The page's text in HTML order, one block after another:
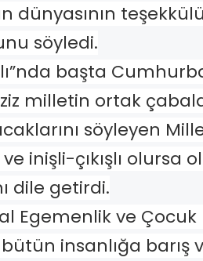
dünyasının
söyledi.
başta
milletin ortak
söyleyen
inişli-çıkışlı olursa
dile getirdi.
Egemenlik ve Çocuk
insanlığa barış